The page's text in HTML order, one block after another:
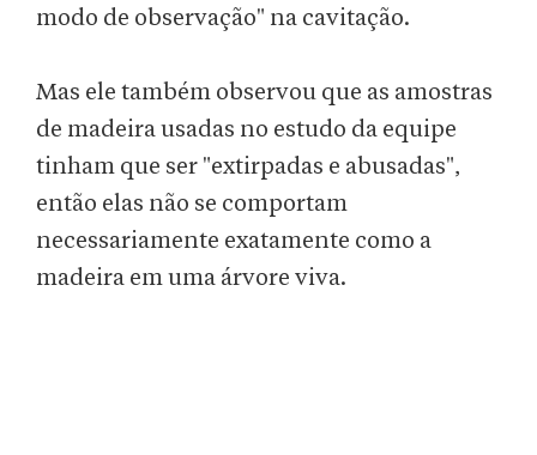
modo de observação" na cavitação.
Mas ele também observou que as amostras
de madeira usadas no estudo da equipe
tinham que ser "extirpadas e abusadas",
então elas não se comportam
necessariamente exatamente como a
madeira em uma árvore viva.